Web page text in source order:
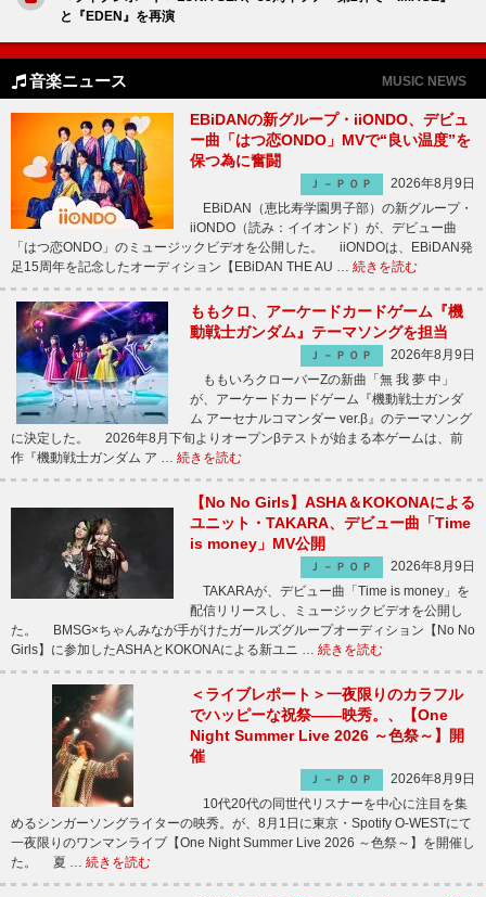
と『EDEN』を再演
音楽ニュース MUSIC NEWS
EBiDANの新グループ・iiONDO、デビュ
ー曲「はつ恋ONDO」MVで“良い温度”を
保つ為に奮闘
Ｊ－ＰＯＰ
2026年8月9日
EBiDAN（恵比寿学園男子部）の新グループ・
iiONDO（読み：イイオンド）が、デビュー曲
「はつ恋ONDO」のミュージックビデオを公開した。 iiONDOは、EBiDAN発
足15周年を記念したオーディション【EBiDAN THE AU … 続きを読む
ももクロ、アーケードカードゲーム『機
動戦士ガンダム』テーマソングを担当
Ｊ－ＰＯＰ
2026年8月9日
ももいろクローバーZの新曲「無 我 夢 中」
が、アーケードカードゲーム『機動戦士ガンダ
ム アーセナルコマンダー ver.β』のテーマソング
に決定した。 2026年8月下旬よりオープンβテストが始まる本ゲームは、前
作『機動戦士ガンダム ア … 続きを読む
【No No Girls】ASHA＆KOKONAによる
ユニット・TAKARA、デビュー曲「Time
is money」MV公開
Ｊ－ＰＯＰ
2026年8月9日
TAKARAが、デビュー曲「Time is money」を
配信リリースし、ミュージックビデオを公開し
た。 BMSG×ちゃんみなが手がけたガールズグループオーディション【No No
Girls】に参加したASHAとKOKONAによる新ユニ … 続きを読む
＜ライブレポート＞一夜限りのカラフル
でハッピーな祝祭――映秀。、【One
Night Summer Live 2026 ～色祭～】開
催
Ｊ－ＰＯＰ
2026年8月9日
10代20代の同世代リスナーを中心に注目を集
めるシンガーソングライターの映秀。が、8月1日に東京・Spotify O-WESTにて
一夜限りのワンマンライブ【One Night Summer Live 2026 ～色祭～】を開催し
た。 夏 … 続きを読む